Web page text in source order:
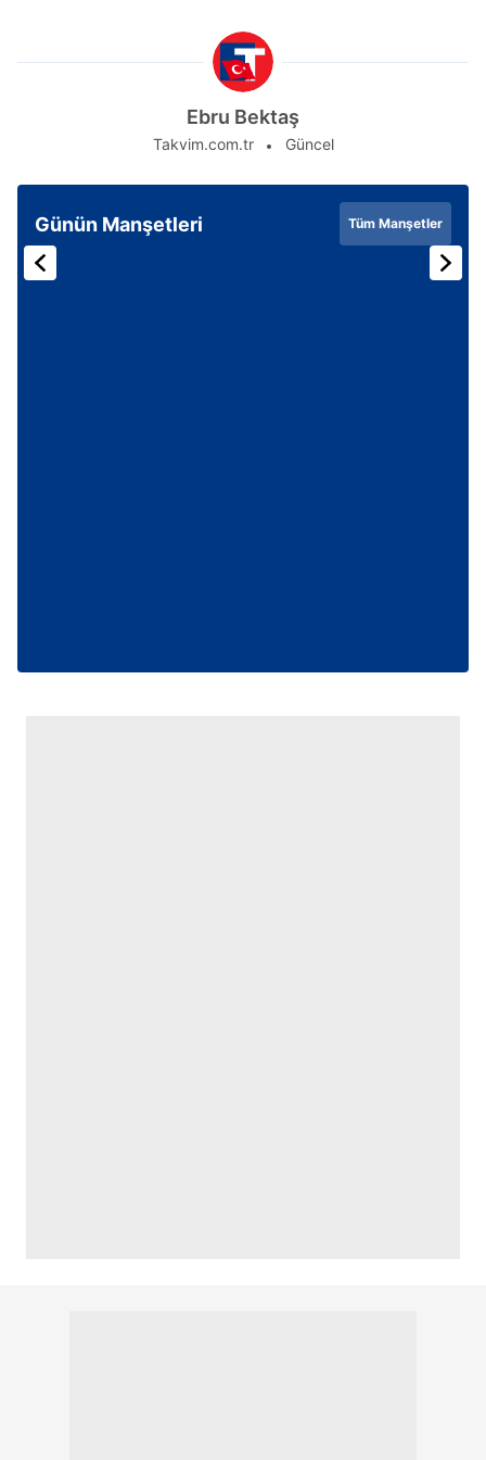
ziyaret edebilirsiniz.
6698 sayılı Kişisel Verilerin Korunması Kanunu uyarınca
hazırlanmış Aydınlatma Metnimizi okumak ve sitemizde
ilgili mevzuata uygun olarak kullanılan çerezlerle ilgili bilgi
Ebru Bektaş
Takvim.com.tr Güncel
Günün Manşetleri Tüm Manşetler